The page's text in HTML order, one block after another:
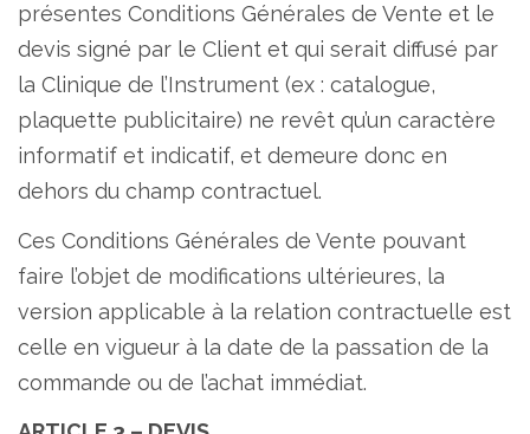
présentes Conditions Générales de Vente et le
devis signé par le Client et qui serait diffusé par
la Clinique de l’Instrument (ex : catalogue,
plaquette publicitaire) ne revêt qu’un caractère
informatif et indicatif, et demeure donc en
dehors du champ contractuel.
Ces Conditions Générales de Vente pouvant
faire l’objet de modifications ultérieures, la
version applicable à la relation contractuelle est
celle en vigueur à la date de la passation de la
commande ou de l’achat immédiat.